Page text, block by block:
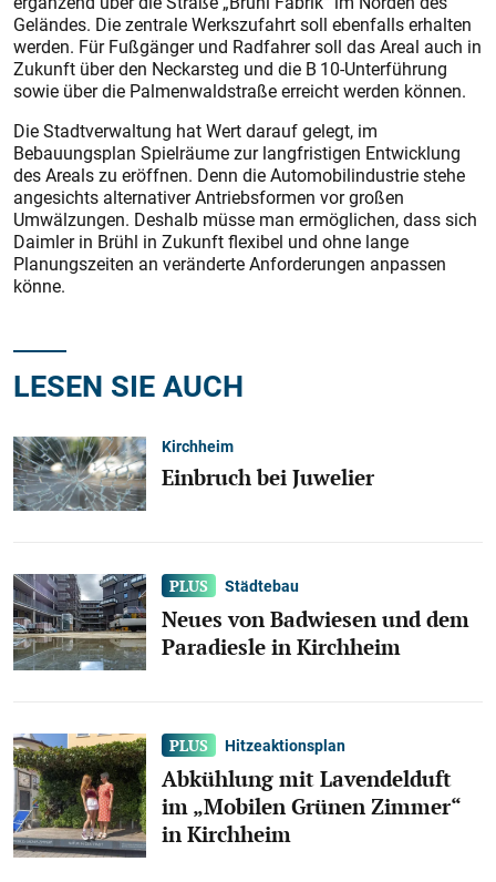
Geländes. Die zentrale Werkszufahrt soll ebenfalls erhalten
werden. Für Fußgänger und Radfahrer soll das Areal auch in
Zukunft über den Neckarsteg und die B 10-Unterführung
sowie über die Palmenwaldstraße erreicht werden können.
Die Stadtverwaltung hat Wert darauf gelegt, im
Bebauungsplan Spielräume zur langfristigen Entwicklung
des Areals zu eröffnen. Denn die Automobilindustrie stehe
angesichts alternativer Antriebsformen vor großen
Umwälzungen. Deshalb müsse man ermöglichen, dass sich
Daimler in Brühl in Zukunft flexibel und ohne lange
Planungszeiten an veränderte Anforderungen anpassen
könne.
LESEN SIE AUCH
Kirchheim
Einbruch bei Juwelier
Städtebau
Neues von Badwiesen und dem
Paradiesle in Kirchheim
Hitzeaktionsplan
Abkühlung mit Lavendelduft
im „Mobilen Grünen Zimmer“
in Kirchheim